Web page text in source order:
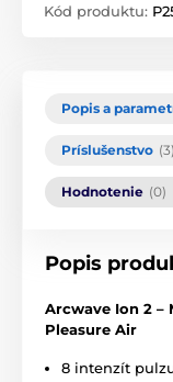
Kód produktu:
Popis a
Príslušenstvo (3)
Hodnotenie (0)
Popis
Arcwave Ion 2
Pleasure Air
8 intenzít